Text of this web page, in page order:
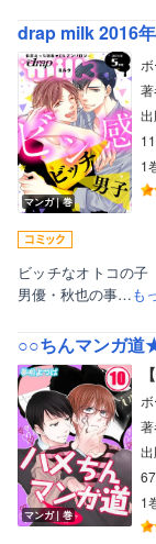
drap milk 2016
マンガ｜巻
1
ビッチなオトコの
男優・秋也の事…も
○○ちんマンガ道
マンガ｜巻
1